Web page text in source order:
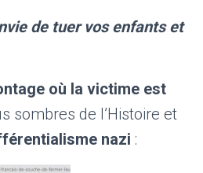
de tuer vos enfants et
où la victime est
sombres de l’Histoire et
nazi :